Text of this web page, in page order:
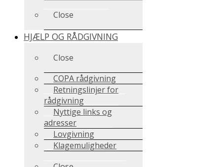
Close
HJÆLP OG RÅDGIVNING
Close
COPA rådgivning
Retningslinjer for
rådgivning
Nyttige links og
adresser
Lovgivning
Klagemuligheder